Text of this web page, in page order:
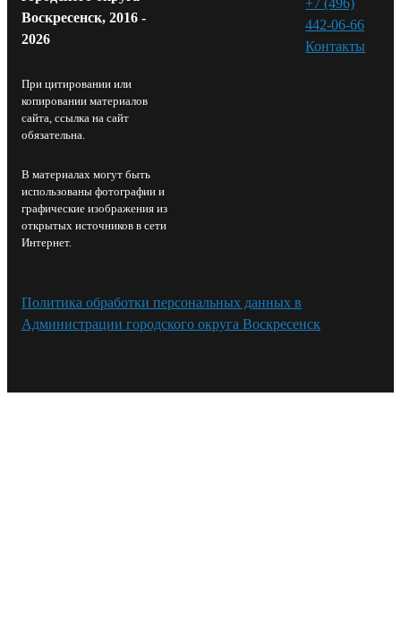
Воскресенск, 2016 -
2026
При цитировании или
копировании материалов
сайта, ссылка на сайт
обязательна.
В материалах могут быть
использованы фотографии и
графические изображения из
открытых источников в сети
Интернет.
442-06-66
Контакты⁠
Политика обработки персональных данных в
Администрации городского округа Воскресенск